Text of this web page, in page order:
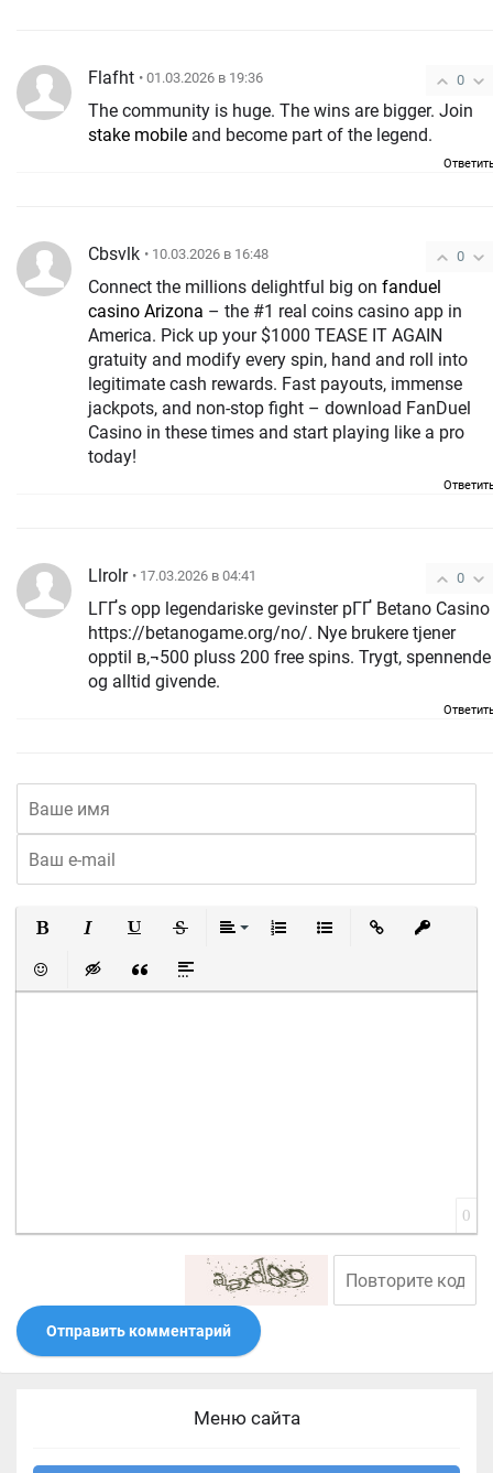
0
Flafht • 01.03.2026 в 19:36
The community is huge. The wins are bigger. Join
stake mobile and become part of the legend.
0
Cbsvlk • 10.03.2026 в 16:48
Connect the millions delightful big on fanduel
casino Arizona
America. Pick up your $1000 TEASE IT AGAIN
gratuity and modify every spin, hand and roll into
legitimate cash rewards. Fast payouts, immense
jackpots, and non-stop fight – download FanDuel
Casino in these times and start playing like a pro
today!
0
Llrolr • 17.03.2026 в 04:41
LГҐs opp legendariske gevinster pГҐ Betano Casino
https://betanogame.org/no/. Nye brukere tjener
opptil в‚¬500 pluss 200 free spins. Trygt, spennende
og alltid givende.
Вставить смайлик
Вставка скрытого текста
Вставка цитаты
Вставка спойлера
0
Отправить комментарий
Меню сайта